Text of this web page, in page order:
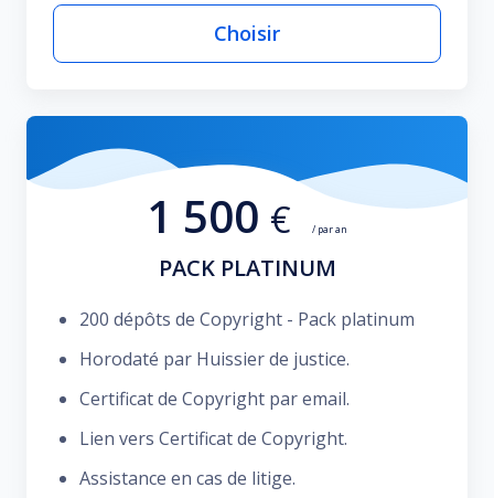
Choisir
1 500 € / par an
PACK PLATINUM
200 dépôts de Copyright - Pack platinum
Horodaté par Huissier de justice.
Certificat de Copyright par email.
Lien vers Certificat de Copyright.
Assistance en cas de litige.